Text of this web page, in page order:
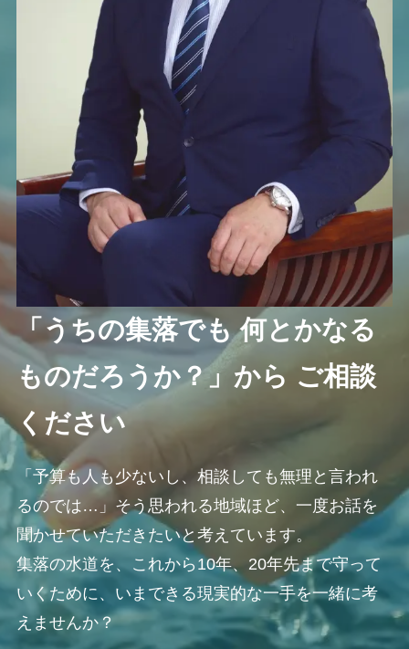
「うちの集落でも 何とかなる
ものだろうか？」から ご相談
ください
「予算も人も少ないし、相談しても無理と言われ
るのでは…」そう思われる地域ほど、一度お話を
聞かせていただきたいと考えています。
集落の水道を、これから10年、20年先まで守って
いくために、いまできる現実的な一手を一緒に考
えませんか？